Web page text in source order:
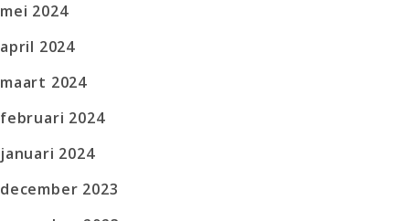
mei 2024
april 2024
maart 2024
februari 2024
januari 2024
december 2023